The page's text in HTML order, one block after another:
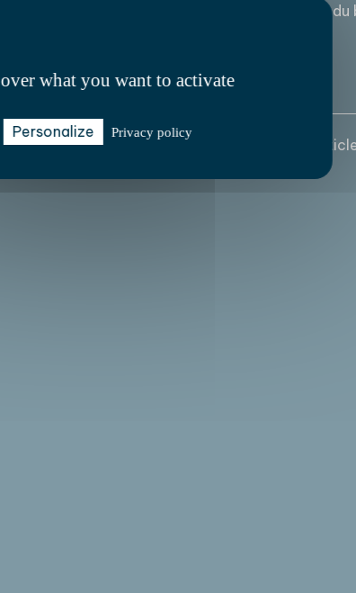
et publique lors de la communication du
Communiquer l’été : mon
what you want to activate
Personalize Privacy policy